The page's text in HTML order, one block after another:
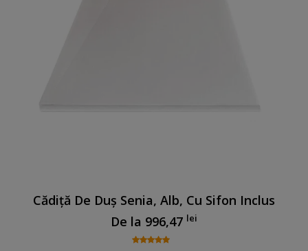
Cădiță De Duș Senia, Alb, Cu Sifon Inclus
De la 996,47 lei